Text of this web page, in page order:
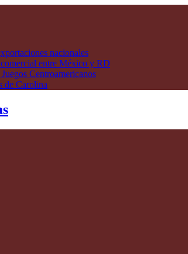
nacionales
entre México y RD
Centroamericanos
de Carolina